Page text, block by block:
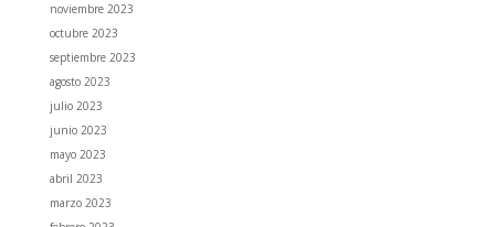
noviembre 2023
octubre 2023
septiembre 2023
agosto 2023
julio 2023
junio 2023
mayo 2023
abril 2023
marzo 2023